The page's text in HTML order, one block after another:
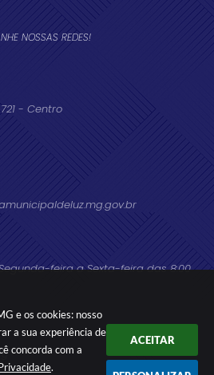
e os cookies: nosso
a sua experiência de
concorda com a
.
ACEITAR
NOSSAS REDES!
- Centro
feira a Sexta-feira das 8:00